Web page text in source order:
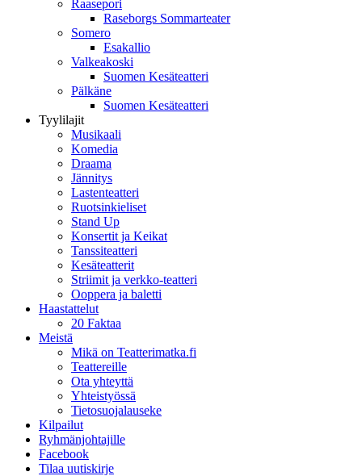
Raasepori
Raseborgs Sommarteater
Somero
Esakallio
Valkeakoski
Suomen Kesäteatteri
Pälkäne
Suomen Kesäteatteri
Tyylilajit
Musikaali
Komedia
Draama
Jännitys
Lastenteatteri
Ruotsinkieliset
Stand Up
Konsertit ja Keikat
Tanssiteatteri
Kesäteatterit
Striimit ja verkko-teatteri
Ooppera ja baletti
Haastattelut
20 Faktaa
Meistä
Mikä on Teatterimatka.fi
Teattereille
Ota yhteyttä
Yhteistyössä
Tietosuojalauseke
Kilpailut
Ryhmänjohtajille
Facebook
Tilaa uutiskirje